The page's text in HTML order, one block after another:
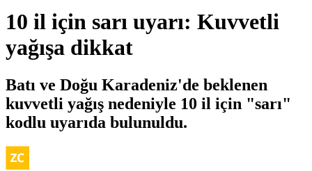
10 il için sarı uyarı: Kuvvetli
yağışa dikkat
Batı ve Doğu Karadeniz'de beklenen
kuvvetli yağış nedeniyle 10 il için "sarı"
kodlu uyarıda bulunuldu.